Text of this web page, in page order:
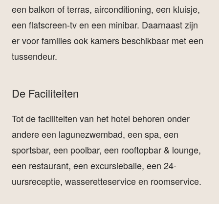
een balkon of terras, airconditioning, een kluisje,
een flatscreen-tv en een minibar. Daarnaast zijn
er voor families ook kamers beschikbaar met een
tussendeur.
De Faciliteiten
Tot de faciliteiten van het hotel behoren onder
andere een lagunezwembad, een spa, een
sportsbar, een poolbar, een rooftopbar & lounge,
een restaurant, een excursiebalie, een 24-
uursreceptie, wasseretteservice en roomservice.